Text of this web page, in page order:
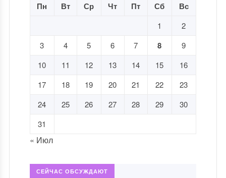
Пн Вт Ср Чт Пт Сб Вс
1
2
3
4 5 6 7 8
9
10
11 12 13 14 15
16
17
18 19 20 21 22
23
24
25 26 27 28 29
30
31
« Июл
СЕЙЧАС ОБСУЖДАЮТ